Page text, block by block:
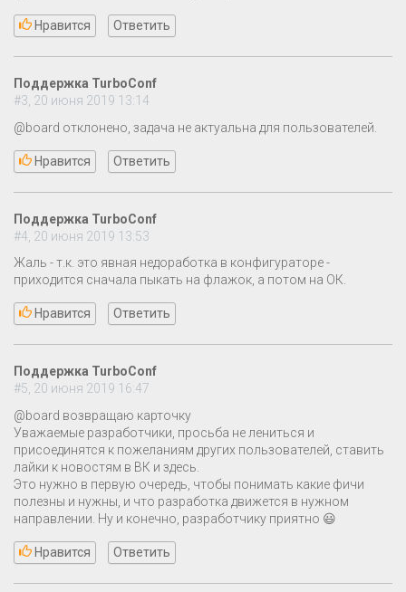
Нравится Ответить
Поддержка TurboConf
#3, 20 июня 2019 13:14
@board отклонено, задача не актуальна для пользователей.
Нравится Ответить
Поддержка TurboConf
#4, 20 июня 2019 13:53
Жаль - т.к. это явная недоработка в конфигураторе -
приходится сначала пыкать на флажок, а потом на ОК.
Нравится Ответить
Поддержка TurboConf
#5, 20 июня 2019 16:47
@board возвращаю карточку
Уважаемые разработчики, просьба не лениться и
присоединятся к пожеланиям других пользователей, ставить
лайки к новостям в ВК и здесь.
Это нужно в первую очередь, чтобы понимать какие фичи
полезны и нужны, и что разработка движется в нужном
направлении. Ну и конечно, разработчику приятно 😃
Нравится Ответить